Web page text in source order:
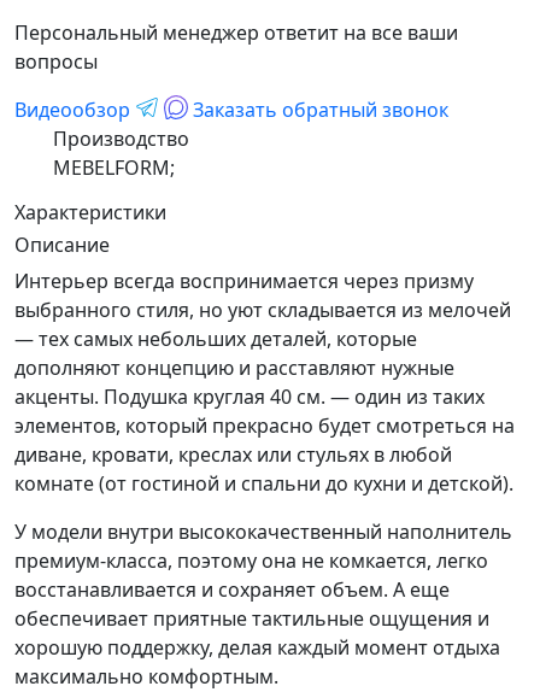
Персональный менеджер ответит на все ваши
вопросы
Видеообзор
Заказать обратный звонок
Производство
MEBELFORM;
Характеристики
Описание
Интерьер всегда воспринимается через призму
выбранного стиля, но уют складывается из мелочей
— тех самых небольших деталей, которые
дополняют концепцию и расставляют нужные
акценты. Подушка круглая 40 см. — один из таких
элементов, который прекрасно будет смотреться на
диване, кровати, креслах или стульях в любой
комнате (от гостиной и спальни до кухни и детской).
У модели внутри высококачественный наполнитель
премиум-класса, поэтому она не комкается, легко
восстанавливается и сохраняет объем. А еще
обеспечивает приятные тактильные ощущения и
хорошую поддержку, делая каждый момент отдыха
максимально комфортным.